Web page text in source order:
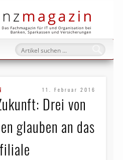
11. Februar 2016
Drei von
glauben an das